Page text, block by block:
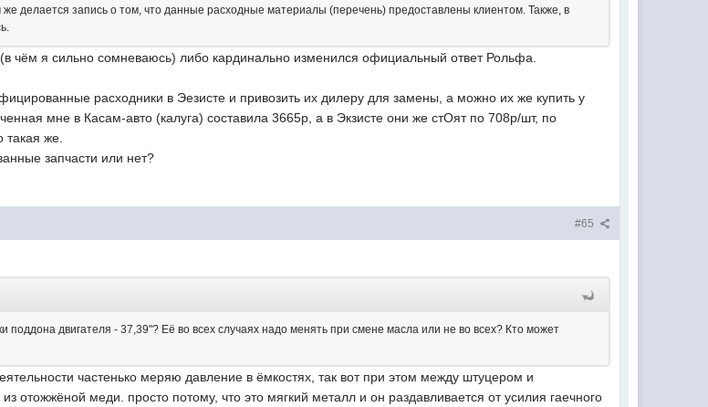
делается запись о том, что данные расходные материалы (перечень) предоставлены клиентом. Также, в
чём я сильно сомневаюсь) либо кардинально изменился официальный ответ Рольфа.
расходники в Эезисте и привозить их дилеру для замены, а можно их же купить у
мне в Касам-авто (калуга) составила 3665р, а в Экзисте они же стОят по 708р/шт, по
же.
запчасти или нет?
#65
поддона двигателя - 37,39"? Её во всех случаях надо менять при смене масла или не во всех? Кто может
частенько меряю давление в ёмкостях, так вот при этом между штуцером и
отожжёной меди. просто потому, что это мягкий металл и он раздавливается от усилия гаечного